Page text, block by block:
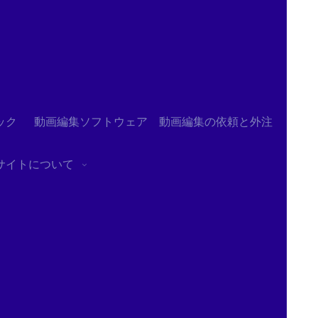
ク 動画編集ソフトウェア 動画編集の依頼と外注
イトについて